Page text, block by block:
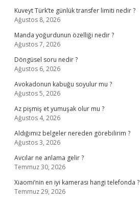
Kuveyt Türk’te günlük transfer limiti nedir ?
Ağustos 8, 2026
Manda yoğurdunun özelliği nedir ?
Ağustos 7, 2026
Döngüsel soru nedir ?
Ağustos 6, 2026
Avokadonun kabuğu soyulur mu ?
Ağustos 5, 2026
Az pişmiş et yumuşak olur mu ?
Ağustos 4, 2026
Aldığımız belgeler nereden görebilirim ?
Ağustos 3, 2026
Avcılar ne anlama gelir ?
Temmuz 30, 2026
Xiaomi’nin en iyi kamerası hangi telefonda ?
Temmuz 29, 2026